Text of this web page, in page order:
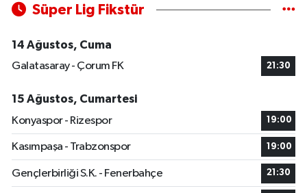
Süper Lig Fikstür
14 Ağustos, Cuma
Galatasaray - Çorum FK
21:30
15 Ağustos, Cumartesi
Konyaspor - Rizespor
19:00
Kasımpaşa - Trabzonspor 19:00
Gençlerbirliği S.K. - Fenerbahçe 21:30